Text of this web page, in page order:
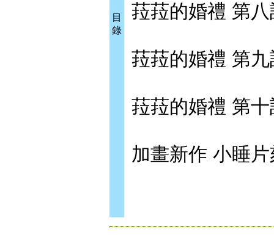
目
錄
菈菈的婚禮 第八
菈菈的婚禮 第九
菈菈的婚禮 第十
加畫新作 小睡片